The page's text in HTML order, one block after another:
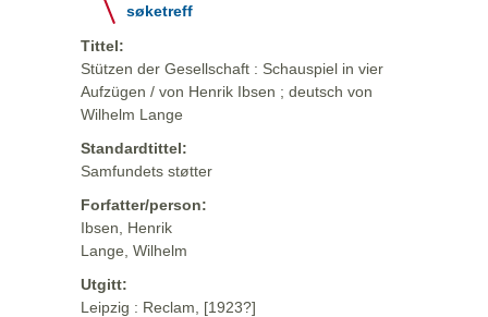
søketreff
Tittel:
Stützen der Gesellschaft : Schauspiel in vier
Aufzügen / von Henrik Ibsen ; deutsch von
Wilhelm Lange
Standardtittel:
Samfundets støtter
Forfatter/person:
Ibsen, Henrik
Lange, Wilhelm
Utgitt:
Leipzig : Reclam, [1923?]